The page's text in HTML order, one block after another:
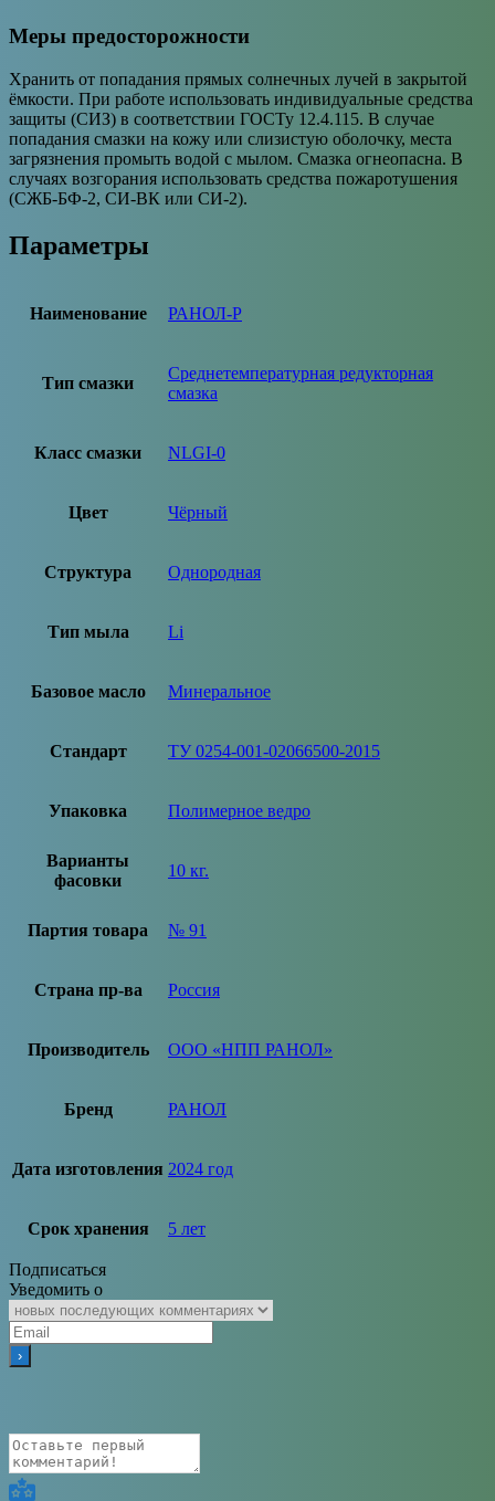
Меры предосторожности
Хранить от попадания прямых солнечных лучей в закрытой
ёмкости. При работе использовать индивидуальные средства
защиты (СИЗ) в соответствии ГОСТу 12.4.115. В случае
попадания смазки на кожу или слизистую оболочку, места
загрязнения промыть водой с мылом. Смазка огнеопасна. В
случаях возгорания использовать средства пожаротушения
(СЖБ-БФ-2, СИ-ВК или СИ-2).
Параметры
Наименование РАНОЛ-Р
Тип смазки
Среднетемпературная редукторная
смазка
Класс смазки NLGI-0
Цвет Чёрный
Структура Однородная
Тип мыла Li
Базовое масло Минеральное
Стандарт ТУ 0254-001-02066500-2015
Упаковка Полимерное ведро
Варианты
фасовки
10 кг.
Партия товара № 91
Страна пр-ва Россия
Производитель ООО «НПП РАНОЛ»
Бренд РАНОЛ
Дата изготовления 2024 год
Срок хранения 5 лет
Подписаться
Уведомить о